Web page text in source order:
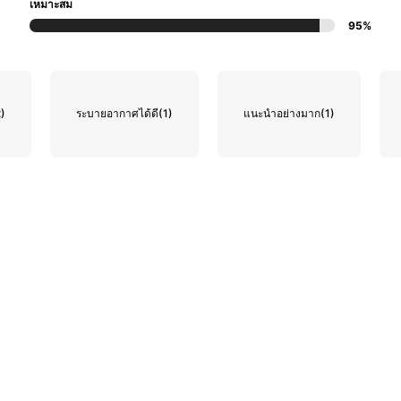
เหมาะสม
95%
ระบายอากาศได้ดี(1) แนะนำอย่างมาก(1)